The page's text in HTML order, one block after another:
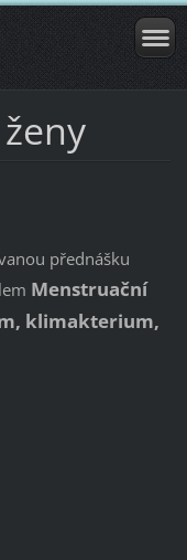
přednášku
Menstruační
klimakterium,